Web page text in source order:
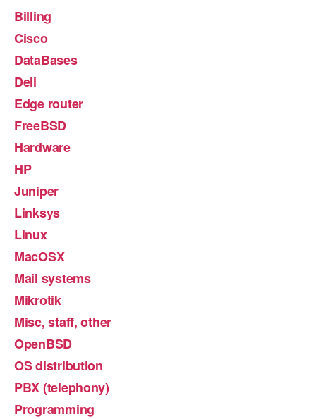
Billing
Cisco
DataBases
Dell
Edge router
FreeBSD
Hardware
HP
Juniper
Linksys
Linux
MacOSX
Mail systems
Mikrotik
Misc, staff, other
OpenBSD
OS distribution
PBX (telephony)
Programming